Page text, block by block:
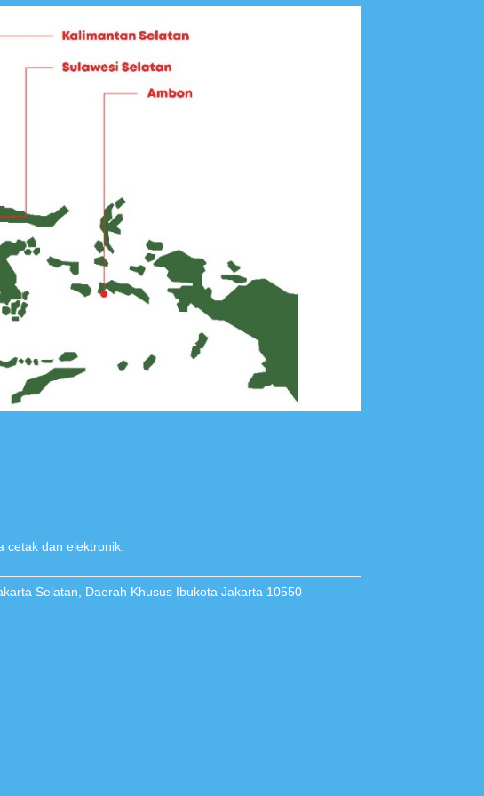
cetak dan elektronik.
Selatan, Daerah Khusus Ibukota Jakarta 10550